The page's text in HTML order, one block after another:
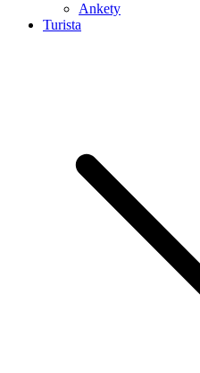
Ankety
Turista